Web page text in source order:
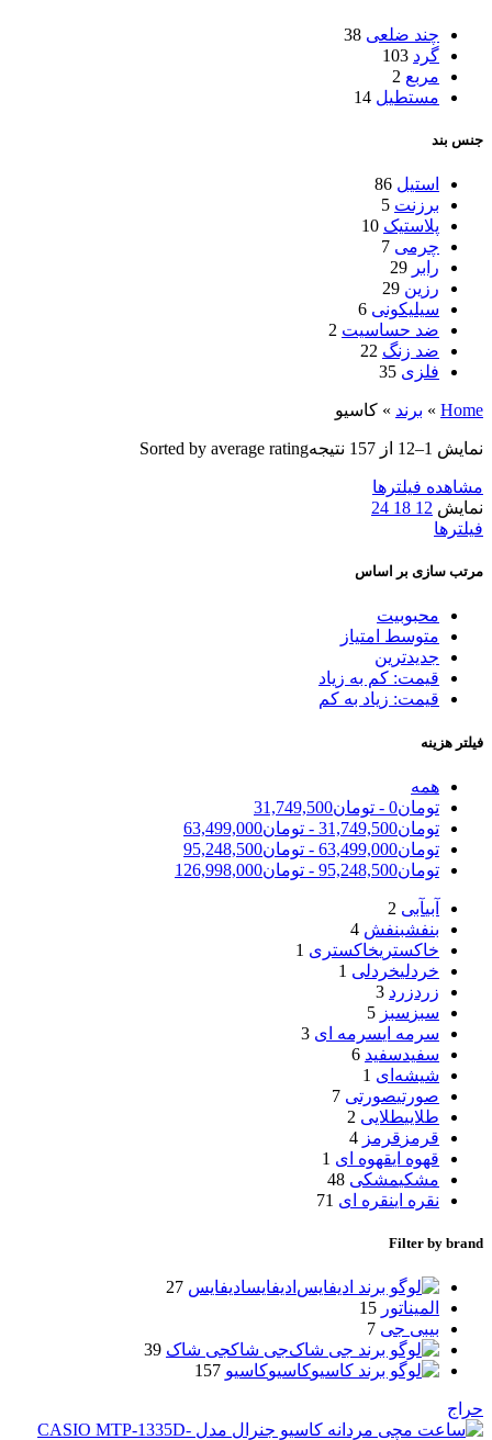
چند ضلعی 38
گرد 103
مربع 2
مستطیل 14
جنس بند
استیل 86
برزنت 5
پلاستیک 10
چرمی 7
رابر 29
رزین 29
سیلیکونی 6
ضد‌ حساسیت 2
ضد زنگ 22
فلزی 35
Home
» برند » کاسیو
نمایش 1–12 از 157 نتیجه Sorted by average rating
مشاهده فیلترها
نمایش 12
18
24
فیلترها
مرتب سازی بر اساس
محبوبیت
متوسط امتیاز
جدیدترین
قیمت: کم به زیاد
قیمت: زیاد به کم
فیلتر هزینه
همه
تومان0
- تومان31,749,500
تومان31,749,500
- تومان63,499,000
تومان63,499,000
- تومان95,248,500
تومان95,248,500
- تومان126,998,000
آبیآبی 2
بنفشبنفش 4
خاکستریخاکستری 1
خردلیخردلی 1
زردزرد 3
سبز سبز 5
سرمه ایسرمه ای 3
سفیدسفید 6
شیشه‌ای 1
صورتیصورتی 7
طلاییطلایی 2
قرمز قرمز 4
قهوه ایقهوه ای 1
مشکیمشکی 48
نقره اینقره ای 71
Filter by brand
ادیفایسادیفایس 27
المیناتور 15
بیبی جی 7
جی شاکجی شاک 39
کاسیوکاسیو 157
حراج